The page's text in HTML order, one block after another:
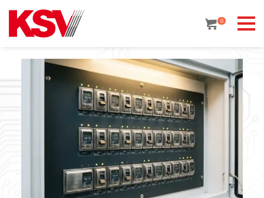
content
0